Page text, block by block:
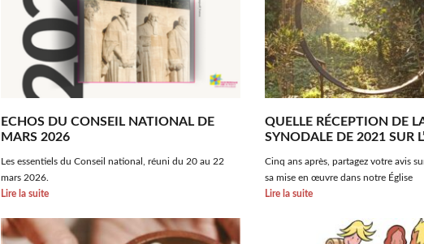
ECHOS DU CONSEIL NATIONAL DE
MARS 2026
Les essentiels du Conseil national, réuni du 20 au 22
mars 2026.
Lire la suite
QUELLE RÉCEPTION DE
SYNODALE DE 2021 SUR
Cinq ans après, partagez votre avis
sa mise en œuvre dans notre Église
Lire la suite